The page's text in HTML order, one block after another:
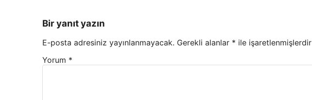
Bir yanıt yazın
E-posta adresiniz yayınlanmayacak. Gerekli alanlar * ile işaretlenmişlerdir
Yorum *